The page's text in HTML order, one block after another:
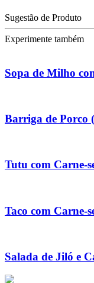
Sugestão de Produto
Experimente também
Sopa de Milho
Barriga de Porco
Tutu com Carne-
Taco com Carne-
Salada de Jiló e